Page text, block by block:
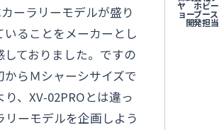
ーラリーモデルが盛り
いることをメーカーとし
しておりました。ですの
からＭシャーシサイズで
り、XV-02PROとは違っ
リーモデルを企画しよう